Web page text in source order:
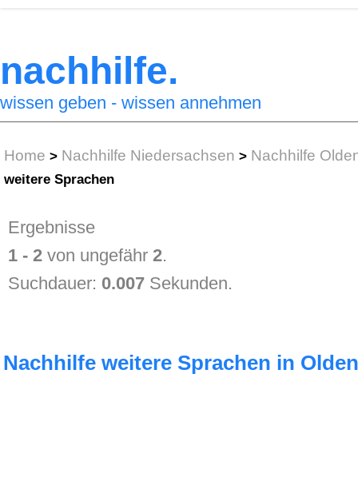
nachhilfe.
wissen geben - wissen annehmen
Home > Nachhilfe Niedersachsen > Nachhilfe
weitere Sprachen
Ergebnisse
1 - 2 von ungefähr2.
Suchdauer: 0.007 Sekunden.
Nachhilfe weitere Sprachen in